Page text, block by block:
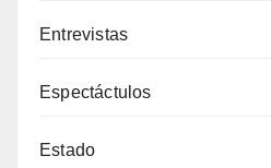
Entrevistas
Espectáctulos
Estado